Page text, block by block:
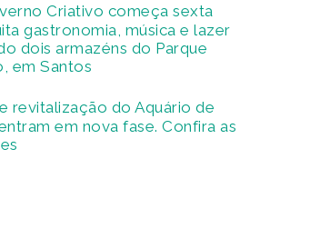
Criativo começa sexta
gastronomia, música e lazer
dois armazéns do Parque
em Santos
revitalização do Aquário de
em nova fase. Confira as